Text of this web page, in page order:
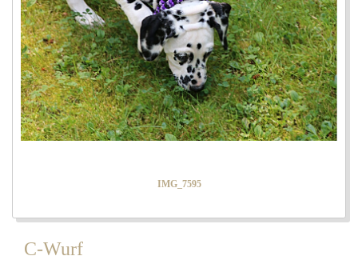
IMG_7595
C-Wurf